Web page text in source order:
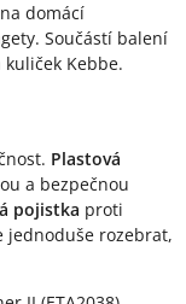
domácí
Součástí balení
Kebbe.
Plastová
a bezpečnou
pojistka proti
jednoduše rozebrat,